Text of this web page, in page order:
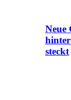
Neue
steckt